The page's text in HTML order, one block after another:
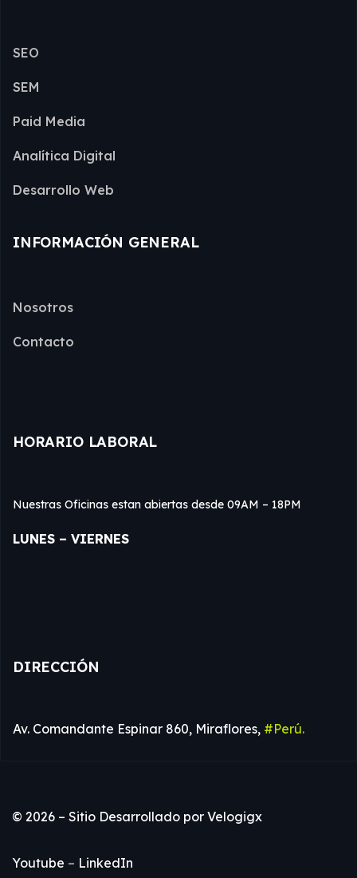
SEO
SEM
Paid Media
Analítica Digital
Desarrollo Web
INFORMACIÓN GENERAL
Nosotros
Contacto
HORARIO LABORAL
Nuestras Oficinas estan abiertas desde 09AM – 18PM
LUNES – VIERNES
DIRECCIÓN
Av. Comandante Espinar 860, Miraflores, #Perú.
© 2026 – Sitio Desarrollado por Velogigx
Youtube – LinkedIn